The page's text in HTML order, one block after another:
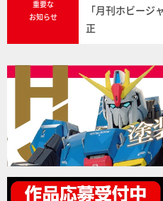
重要な
お知らせ
「月刊ホビー
正